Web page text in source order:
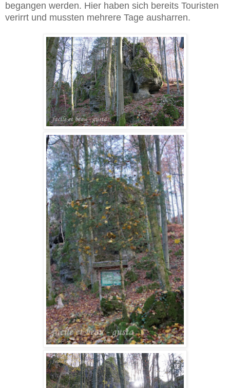
begangen werden. Hier haben sich bereits Touristen
verirrt und mussten mehrere Tage ausharren.